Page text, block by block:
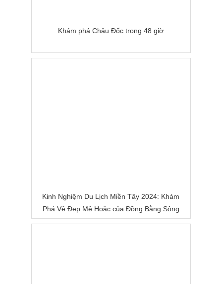
Khám phá Châu Đốc trong 48 giờ
Kinh Nghiệm Du Lịch Miền Tây 2024: Khám
Phá Vẻ Đẹp Mê Hoặc của Đồng Bằng Sông
Nước